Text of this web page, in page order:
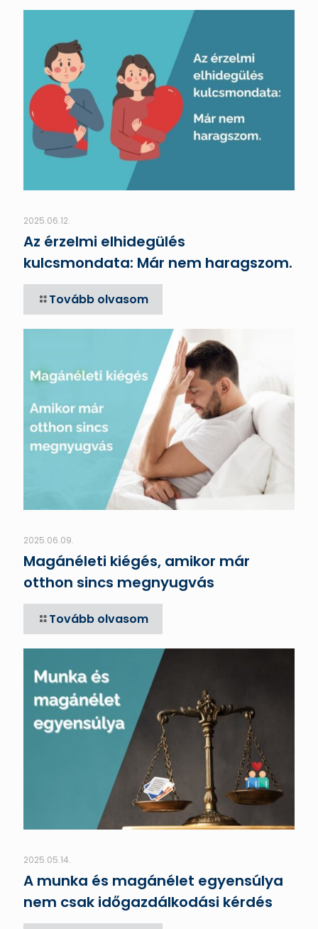
2025.06.12.
Az érzelmi elhidegülés
kulcsmondata: Már nem haragszom.
Tovább olvasom
2025.06.09.
Magánéleti kiégés, amikor már
otthon sincs megnyugvás
Tovább olvasom
2025.05.14.
A munka és magánélet egyensúlya
nem csak időgazdálkodási kérdés